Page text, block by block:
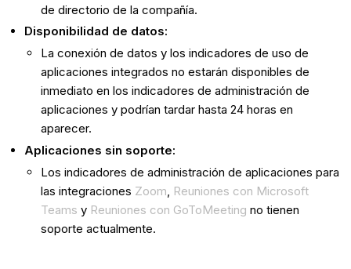
de directorio de la compañía.
Disponibilidad de datos:
La conexión de datos y los indicadores de uso de
aplicaciones integrados no estarán disponibles de
inmediato en los indicadores de administración de
aplicaciones y podrían tardar hasta 24 horas en
aparecer.
Aplicaciones sin soporte:
Los indicadores de administración de aplicaciones para
las integraciones Zoom Reuniones con Microsoft
Teams y Reuniones con GoToMeeting no tienen
soporte actualmente.